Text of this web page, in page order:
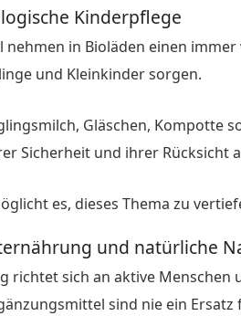
Kinderpflege
nehmen in Bioläden einen
und Kleinkinder sorgen.
Gläschen,
Sicherheit und ihrer
es, dieses Thema zu
und natürliche
richtet sich an aktive
sind nie ein